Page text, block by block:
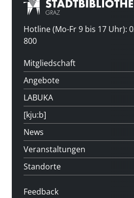
Hotline (Mo-Fr 9 bis 17 Uhr):
800
Mitgliedschaft
Angebote
LABUKA
[kju:b]
News
Veranstaltungen
Standorte
Feedback